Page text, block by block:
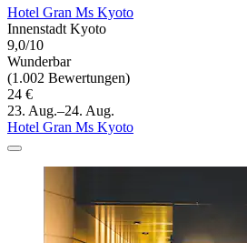
Hotel Gran Ms Kyoto
Innenstadt Kyoto
9,0/10
Wunderbar
(1.002 Bewertungen)
24 €
23. Aug.–24. Aug.
Hotel Gran Ms Kyoto